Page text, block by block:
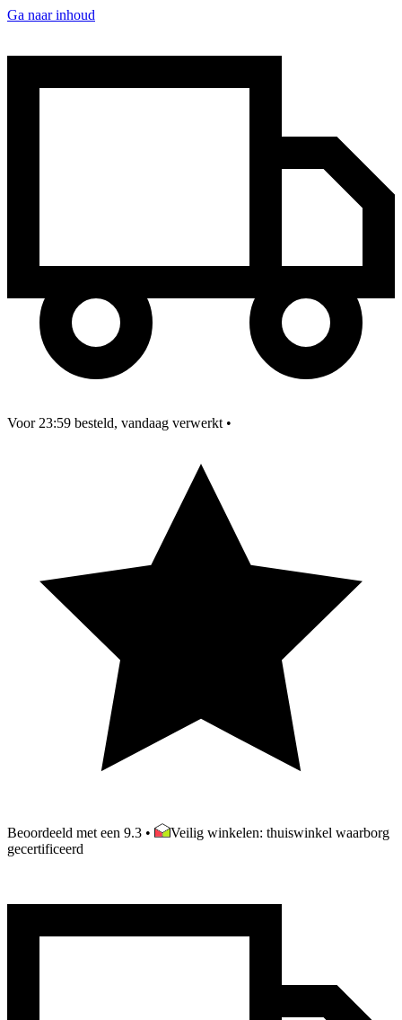
Ga naar inhoud
Voor 23:59 besteld, vandaag verwerkt •
Beoordeeld met een 9.3 •
Veilig winkelen: thuiswinkel waarborg
gecertificeerd